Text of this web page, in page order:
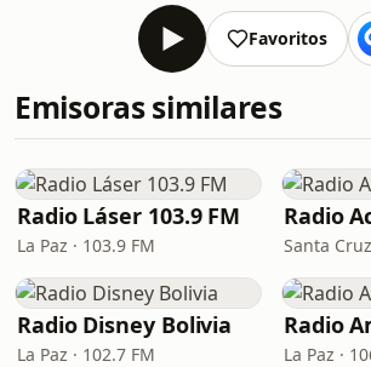
Favoritos
Emisoras similares
Radio Láser 103.9 FM
La Paz · 103.9 FM
Radio
Radio Disney Bolivia
La Paz · 102.7 FM
Radio
La Paz ·